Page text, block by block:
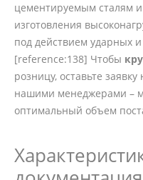
цементируемым сталям
изготовления
под действием ударных
[reference:138] Чтобы
розницу, оставьте
нашими менеджерами –
оптимальный объем